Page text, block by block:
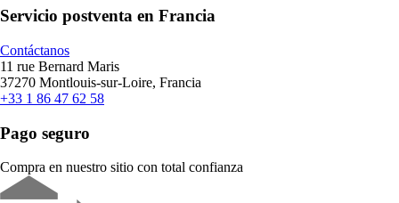
Servicio postventa en Francia
Contáctanos
11 rue Bernard Maris
37270 Montlouis-sur-Loire, Francia
+33 1 86 47 62 58
Pago seguro
Compra en nuestro sitio con total confianza